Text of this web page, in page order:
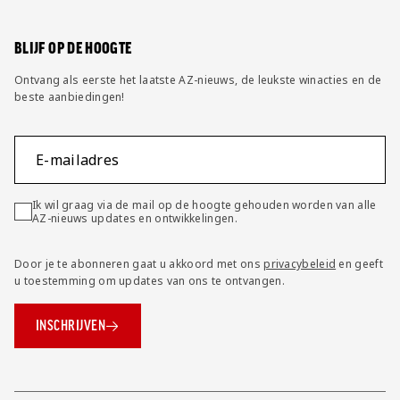
BLIJF OP DE HOOGTE
Ontvang als eerste het laatste AZ-nieuws, de leukste winacties en de
beste aanbiedingen!
E-mailadres
Ik wil graag via de mail op de hoogte gehouden worden van alle
AZ-nieuws updates en ontwikkelingen.
Door je te abonneren gaat u akkoord met onsprivacybeleid en geeft
u toestemming om updates van ons te ontvangen.
INSCHRIJVEN